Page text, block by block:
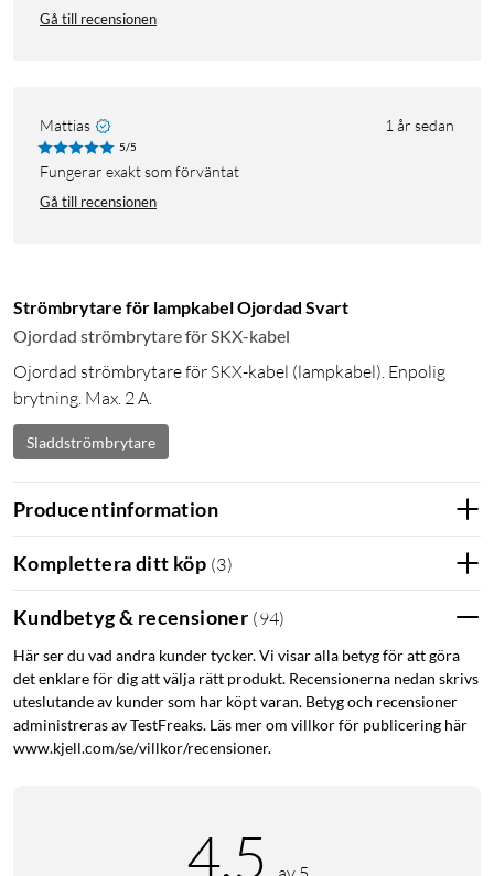
Gå till recensionen
Mattias 1 år sedan
5/5
Fungerar exakt som förväntat
Gå till recensionen
Strömbrytare för lampkabel Ojordad Svart
Ojordad strömbrytare för SKX-kabel
Ojordad strömbrytare för SKX-kabel (lampkabel). Enpolig
brytning. Max. 2 A.
Sladdströmbrytare
Producentinformation
Komplettera ditt köp (3)
Kundbetyg & recensioner (94)
Här ser du vad andra kunder tycker. Vi visar alla betyg för att göra
det enklare för dig att välja rätt produkt. Recensionerna nedan skrivs
uteslutande av kunder som har köpt varan. Betyg och recensioner
administreras av TestFreaks. Läs mer om villkor för publicering här
www.kjell.com/se/villkor/recensioner.
4.5